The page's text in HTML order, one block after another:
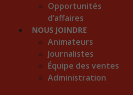
Opportunités
d’affaires
NOUS JOINDRE
Animateurs
Journalistes
Équipe des ventes
Administration